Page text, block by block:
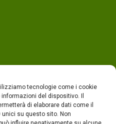
tecnologie come i cookie
del dispositivo. Il
di elaborare dati come il
su questo sito. Non